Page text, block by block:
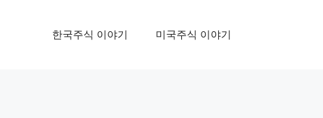
한국주식 이야기 미국주식 이야기